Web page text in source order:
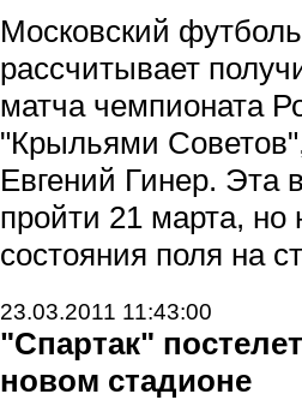
Московский
рассчитывает
матча чемпионата
"Крыльями
Евгений Гинер. Эта
пройти 21 марта, но
состояния поля на
23.03.2011 11:43:00
"Спартак"
новом стадионе